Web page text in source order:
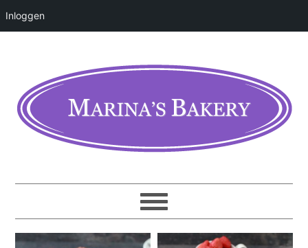
Inloggen